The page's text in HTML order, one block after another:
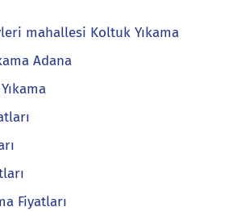
mahallesi Koltuk Yıkama
Adana
Fiyatları